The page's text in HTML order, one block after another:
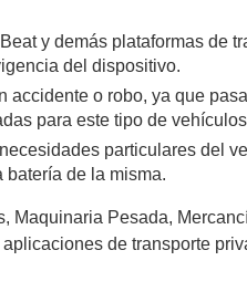
y demás plataformas de
del dispositivo.
accidente o robo, ya que
para este tipo de
particulares del
de la misma.
Maquinaria Pesada,
de transporte